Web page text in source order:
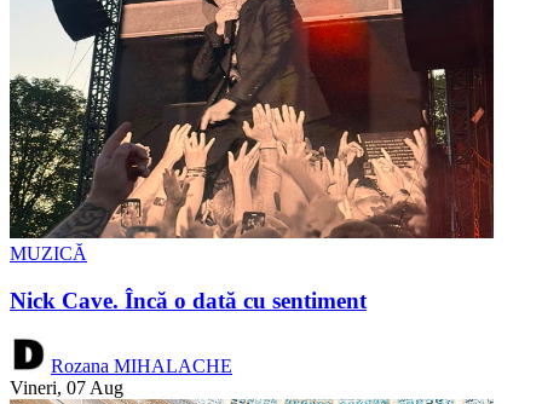
MUZICĂ
Nick Cave. Încă o dată cu sentiment
Rozana MIHALACHE
Vineri, 07 Aug